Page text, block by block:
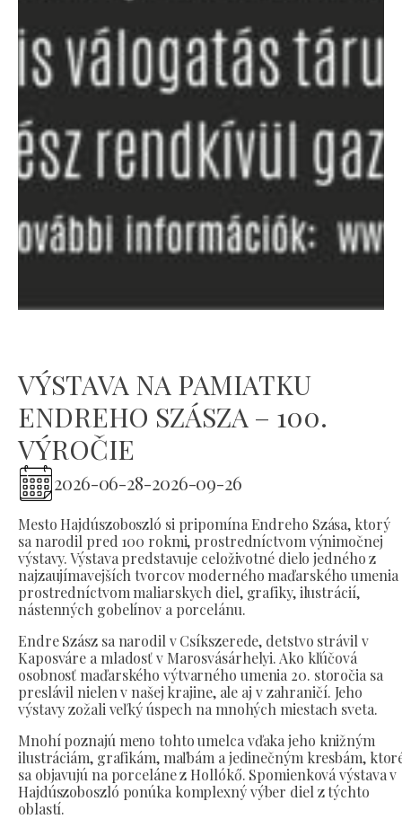
VÝSTAVA NA PAMIATKU
ENDREHO SZÁSZA – 100.
VÝROČIE
2026-06-28-2026-09-26
Mesto Hajdúszoboszló si pripomína Endreho Szása, ktorý
sa narodil pred 100 rokmi, prostredníctvom výnimočnej
výstavy. Výstava predstavuje celoživotné dielo jedného z
najzaujímavejších tvorcov moderného maďarského umenia
prostredníctvom maliarskych diel, grafiky, ilustrácií,
nástenných gobelínov a porcelánu.
Endre Szász sa narodil v Csíkszerede, detstvo strávil v
Kaposváre a mladosť v Marosvásárhelyi. Ako kľúčová
osobnosť maďarského výtvarného umenia 20. storočia sa
preslávil nielen v našej krajine, ale aj v zahraničí. Jeho
výstavy zožali veľký úspech na mnohých miestach sveta.
Mnohí poznajú meno tohto umelca vďaka jeho knižným
ilustráciám, grafikám, maľbám a jedinečným kresbám,
sa objavujú na porceláne z Hollókő. Spomienková výstava v
Hajdúszoboszló ponúka komplexný výber diel z týchto
oblastí.